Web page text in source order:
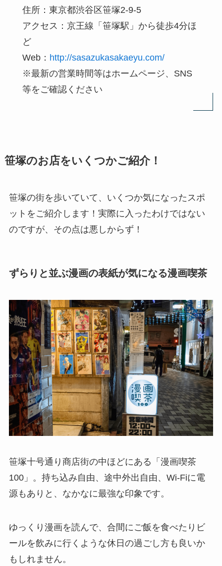
住所：東京都渋谷区笹塚2-9-5
アクセス：京王線「笹塚駅」から徒歩4分ほ
ど
Web： http://sasazukasakaeyu.com/
※最新の営業時間等はホームページ、SNS
等をご確認ください
笹塚のお店をいくつかご紹介！
笹塚の街を歩いていて、いくつか気になったスポ
ットをご紹介します！実際に入ったわけではない
のですが、その点は悪しからず！
ずらりと並ぶ漫画の表紙が気になる漫画喫茶
笹塚十号通り商店街の中ほどにある「漫画喫茶
100」。持ち込み自由、途中外出自由、Wi-Fiに電
源もありと、なかなに最強な印象です。
ゆっくり漫画を読んで、合間にご飯を食べたりビ
ールを飲みに行くような休日の過ごし方も良いか
もしれません。